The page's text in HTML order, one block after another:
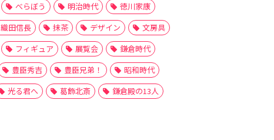
べらぼう
明治時代
徳川家康
織田信長
抹茶 デザイン
文房具
フィギュア
展覧会
鎌倉時代
豊臣秀吉
豊臣兄弟！
昭和時代
光る君へ
葛飾北斎 鎌倉殿の13人